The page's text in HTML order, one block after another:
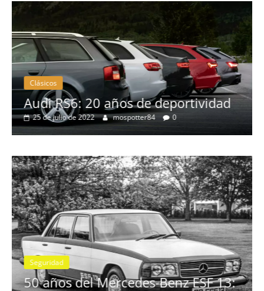
Clásicos
Audi RS6: 20 años de deportividad
25 de julio de 2022 mospotter84 0
Seguridad
50 años del Mercedes-Benz ESF 13: